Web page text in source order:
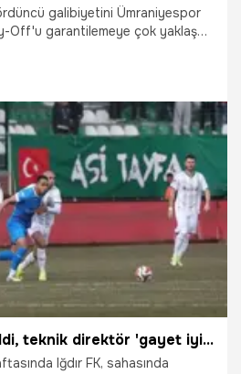
galibiyetini Ümraniyespor
Off'u garantilemeye çok yaklaşan
1. Lig ekibi 3-2 yenildi, teknik direktör 'gayet iyi oynuyoruz' dedi
Iğdır FK, sahasında